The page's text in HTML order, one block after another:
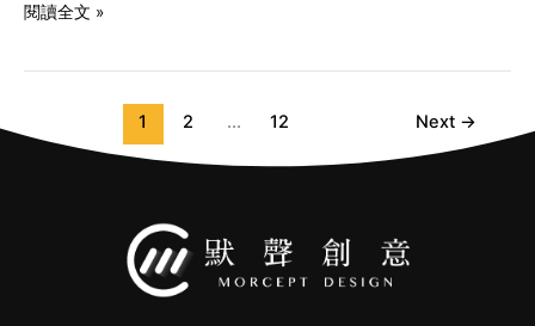
平
推
閱讀全文 »
1 2 ... 12 Next →